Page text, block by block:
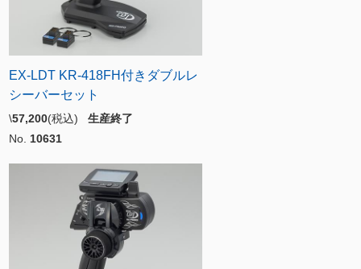
EX-LDT KR-418FH付きダブルレ
シーバーセット
\57,200(税込) 生産終了
No. 10631